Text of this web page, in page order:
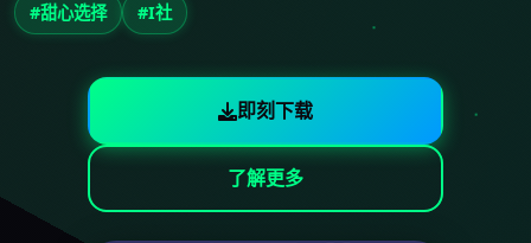
#甜心选择 #I社
即刻下载
了解更多